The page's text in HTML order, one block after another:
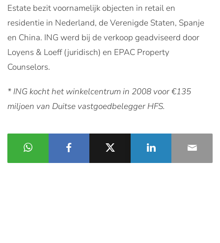
Estate bezit voornamelijk objecten in retail en
residentie in Nederland, de Verenigde Staten, Spanje
en China. ING werd bij de verkoop geadviseerd door
Loyens & Loeff (juridisch) en EPAC Property
Counselors.
* ING kocht het winkelcentrum in 2008 voor €135
miljoen van Duitse vastgoedbelegger HFS.